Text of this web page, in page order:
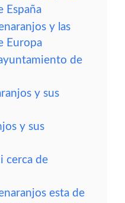
España
y las
Europa
de
y sus
y sus
cerca de
esta de